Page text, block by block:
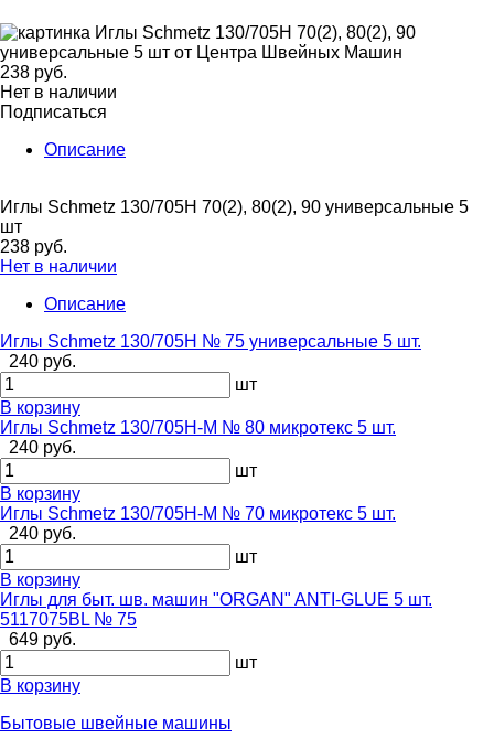
238 руб.
Нет в наличии
Подписаться
Описание
Иглы Schmetz 130/705H 70(2), 80(2), 90 универсальные 5
шт
238 руб.
Нет в наличии
Описание
Иглы Schmetz 130/705H № 75 универсальные 5 шт.
240 руб.
шт
В корзину
Иглы Schmetz 130/705H-M № 80 микротекс 5 шт.
240 руб.
шт
В корзину
Иглы Schmetz 130/705H-M № 70 микротекс 5 шт.
240 руб.
шт
В корзину
Иглы для быт. шв. машин "ORGAN" ANTI-GLUE 5 шт.
5117075BL № 75
649 руб.
шт
В корзину
Бытовые швейные машины